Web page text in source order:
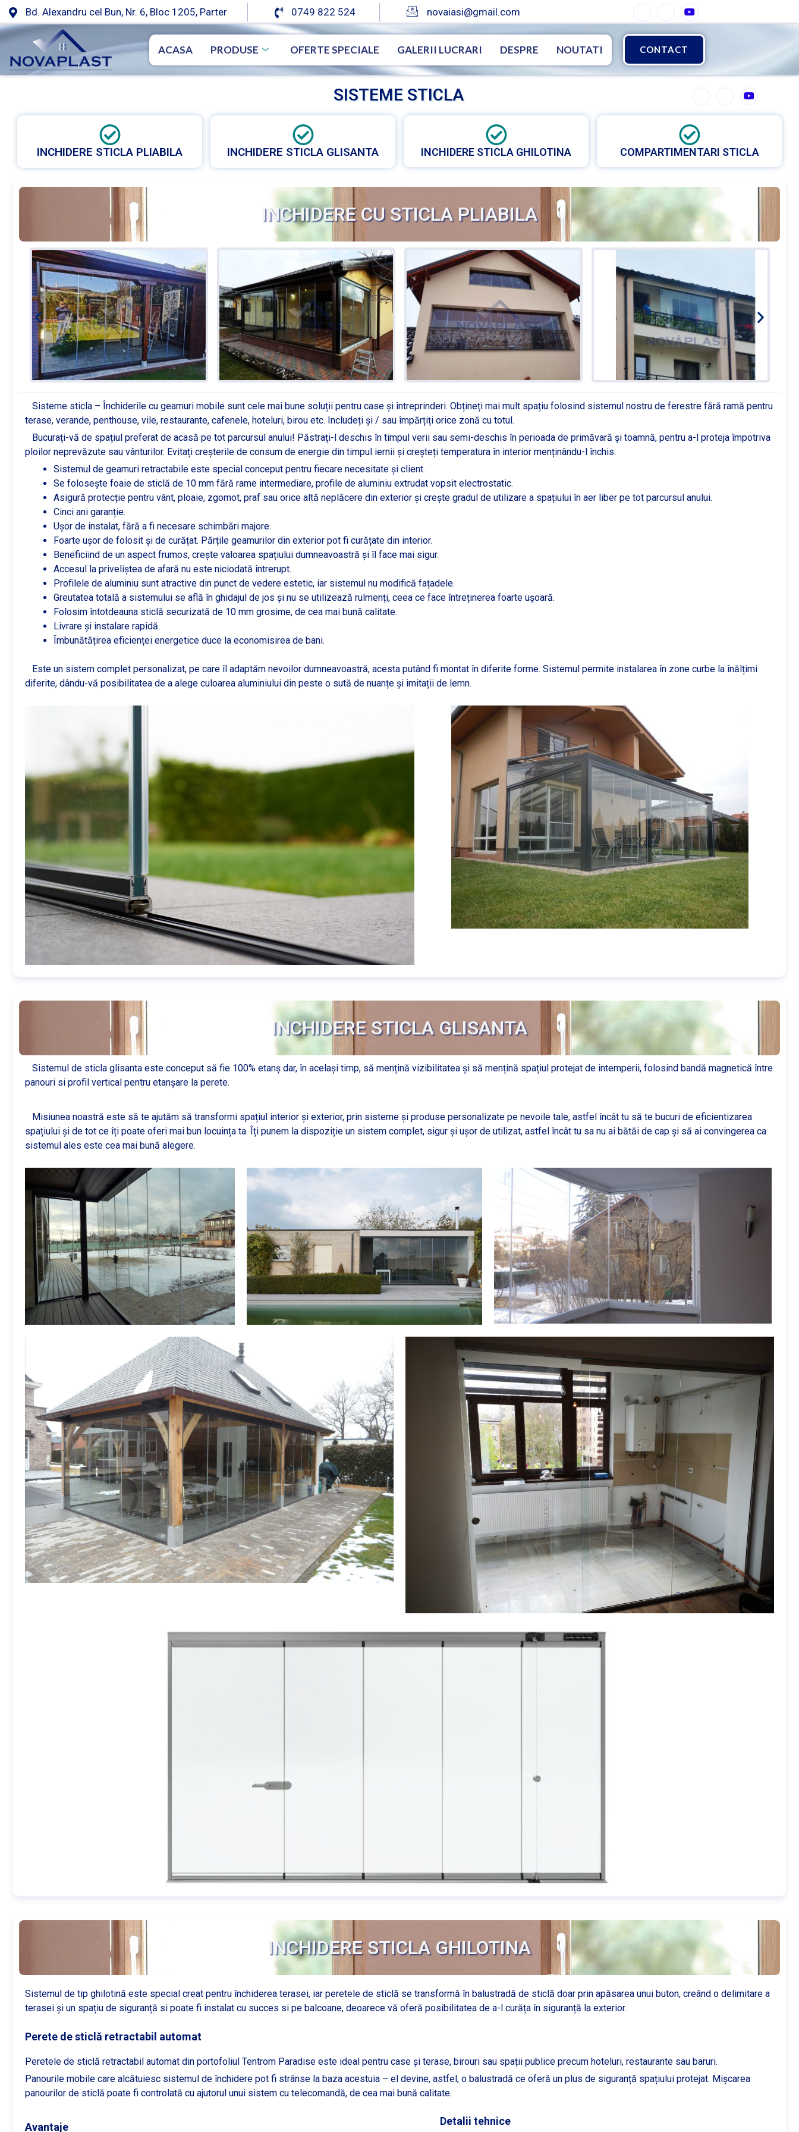
Bd. Alexandru cel Bun, Nr. 6, Bloc 1205, Parter 0749 822 524 novaiasi@gmail.com
ACASA PRODUSE OFERTE SPECIALE GALERII LUCRARI DESPRE NOUTATI CONTACT
SISTEME STICLA
INCHIDERE STICLA PLIABILA INCHIDERE STICLA GLISANTA INCHIDERE STICLA GHILOTINA COMPARTIMENTARI STICLA
INCHIDERE CU STICLA PLIABILA
Sisteme sticla – Închiderile cu geamuri mobile sunt cele mai bune soluții pentru case și întreprinderi. Obțineți mai mult spațiu folosind sistemul nostru de ferestre fără ramă pentru
terase, verande, penthouse, vile, restaurante, cafenele, hoteluri, birou etc. Includeți și / sau împărțiți orice zonă cu totul.
Bucurați-vă de spațiul preferat de acasă pe tot parcursul anului! Păstrați-l deschis în timpul verii sau semi-deschis în perioada de primăvară și toamnă, pentru a-l proteja împotriva
ploilor neprevăzute sau vânturilor. Evitați creșterile de consum de energie din timpul iernii și creșteți temperatura în interior menținându-l închis.
Sistemul de geamuri retractabile este special conceput pentru fiecare necesitate și client.
Se folosește foaie de sticlă de 10 mm fără rame intermediare, profile de aluminiu extrudat vopsit electrostatic.
Asigură protecție pentru vânt, ploaie, zgomot, praf sau orice altă neplăcere din exterior și crește gradul de utilizare a spațiului în aer liber pe tot parcursul anului.
Cinci ani garanție.
Ușor de instalat, fără a fi necesare schimbări majore.
Foarte ușor de folosit și de curățat. Părțile geamurilor din exterior pot fi curățate din interior.
Beneficiind de un aspect frumos, crește valoarea spațiului dumneavoastră și îl face mai sigur.
Accesul la priveliștea de afară nu este niciodată întrerupt.
Profilele de aluminiu sunt atractive din punct de vedere estetic, iar sistemul nu modifică fațadele.
Greutatea totală a sistemului se află în ghidajul de jos și nu se utilizează rulmenți, ceea ce face întreținerea foarte ușoară.
Folosim întotdeauna sticlă securizată de 10 mm grosime, de cea mai bună calitate.
Livrare și instalare rapidă.
Îmbunătățirea eficienței energetice duce la economisirea de bani.
Este un sistem complet personalizat, pe care îl adaptăm nevoilor dumneavoastră, acesta putând fi montat în diferite forme. Sistemul permite instalarea în zone curbe la înălțimi
diferite, dându-vă posibilitatea de a alege culoarea aluminiului din peste o sută de nuanțe și imitații de lemn.
INCHIDERE STICLA GLISANTA
Sistemul de sticla glisanta este conceput să fie 100% etanș dar, în același timp, să mențină vizibilitatea și să mențină spațiul protejat de intemperii, folosind bandă magnetică între
panouri si profil vertical pentru etanșare la perete.
Misiunea noastră este să te ajutăm să transformi spațiul interior și exterior, prin sisteme și produse personalizate pe nevoile tale, astfel încât tu să te bucuri de eficientizarea
spațiului și de tot ce îți poate oferi mai bun locuința ta. Îți punem la dispoziție un sistem complet, sigur și ușor de utilizat, astfel încât tu sa nu ai bătăi de cap și să ai convingerea ca
sistemul ales este cea mai bună alegere.
INCHIDERE STICLA GHILOTINA
Sistemul de tip ghilotină este special creat pentru închiderea terasei, iar peretele de sticlă se transformă în balustradă de sticlă doar prin apăsarea unui buton, creând o delimitare a
terasei și un spațiu de siguranță si poate fi instalat cu succes si pe balcoane, deoarece vă oferă posibilitatea de a-l curăța în siguranță la exterior.
Perete de sticlă retractabil automat
Peretele de sticlă retractabil automat din portofoliul Tentrom Paradise este ideal pentru case și terase, birouri sau spații publice precum hoteluri, restaurante sau baruri.
Panourile mobile care alcătuiesc sistemul de închidere pot fi strânse la baza acestuia – el devine, astfel, o balustradă ce oferă un plus de siguranță spațiului protejat. Mișcarea
panourilor de sticlă poate fi controlată cu ajutorul unui sistem cu telecomandă, de cea mai bună calitate.
Avantaje Detalii tehnice